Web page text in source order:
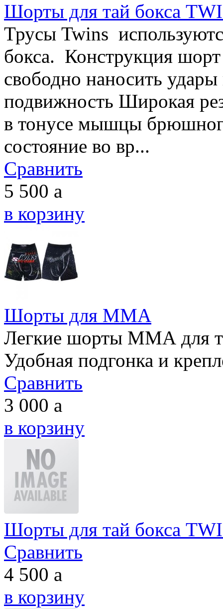
Шорты для тай бокса
Трусы Twins
бокса. Конструкция
свободно наносить
подвижность Широкая
в тонусе мышцы
состояние во вр...
Сравнить
5 500 a
в корзину
Шорты для ММА
Легкие шорты ММА для
Удобная подгонка и
Сравнить
3 000 a
в корзину
Шорты для тай бокса
Сравнить
4 500 a
в корзину